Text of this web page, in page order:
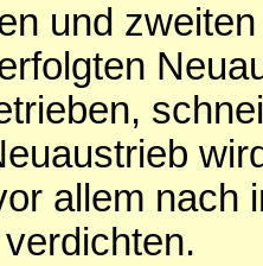
und
allem nach